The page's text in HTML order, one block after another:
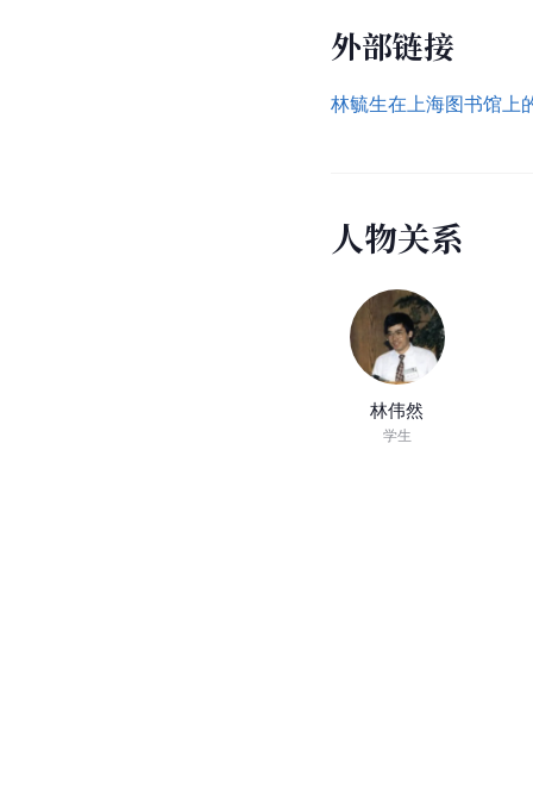
外部链接
林毓生在上海图书馆上
人物关系
林伟然
学生